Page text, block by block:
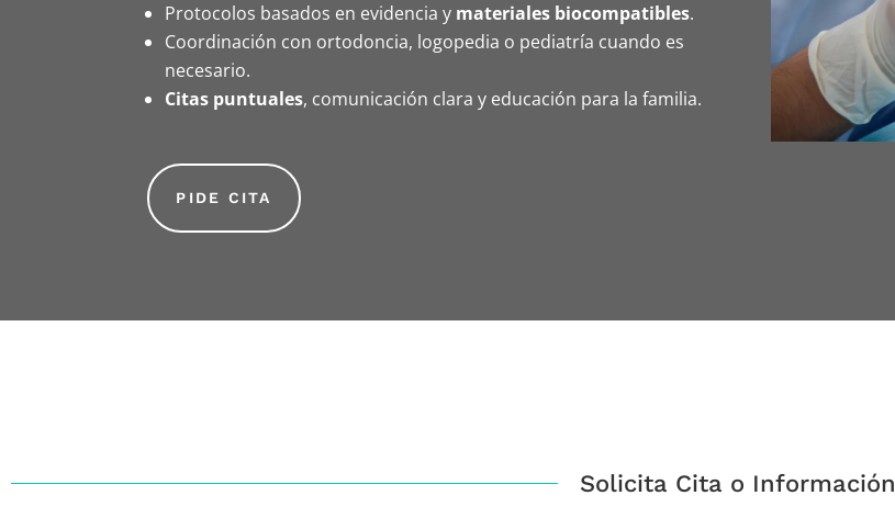
Protocolos basados en evidencia y materiales biocompatibles.
Coordinación con ortodoncia, logopedia o pediatría cuando es
necesario.
Citas puntuales, comunicación clara y educación para la familia.
PIDE CITA
Solicita Cita o Información